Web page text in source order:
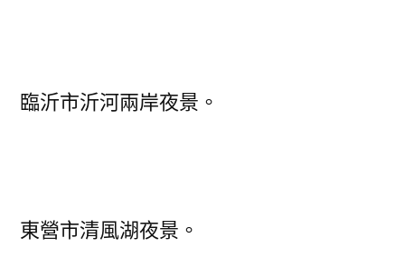
臨沂市沂河兩岸夜景。
東營市清風湖夜景。